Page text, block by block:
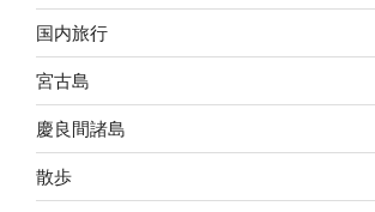
国内旅行
宮古島
慶良間諸島
散歩